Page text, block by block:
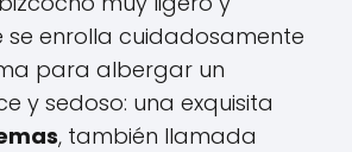
se enrolla cuidadosamente
para albergar un
y sedoso: una exquisita
, también llamada